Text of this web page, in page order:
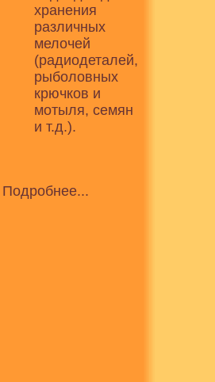
хранения
различных
мелочей
(радиодеталей,
рыболовных
крючков и
мотыля, семян
и т.д.).
Подробнее...